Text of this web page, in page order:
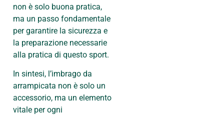
non è solo buona pratica,
ma un passo fondamentale
per garantire la sicurezza e
la preparazione necessarie
alla pratica di questo sport.
In sintesi, l’imbrago da
arrampicata non è solo un
accessorio, ma un elemento
vitale per ogni